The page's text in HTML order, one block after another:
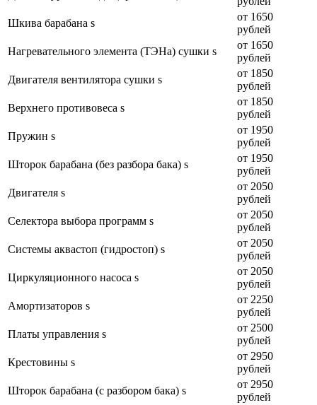
Шкива барабана s
от 1650
рублей
Нагревательного элемента (ТЭНа) сушки s
от 1650
рублей
Двигателя вентилятора сушки s
от 1850
рублей
Верхнего противовеса s
от 1850
рублей
Пружин s
от 1950
рублей
Шторок барабана (без разбора бака) s
от 1950
рублей
Двигателя s
от 2050
рублей
Селектора выбора программ s
от 2050
рублей
Системы аквастоп (гидростоп) s
от 2050
рублей
Циркуляционного насоса s
от 2050
рублей
Амортизаторов s
от 2250
рублей
Платы управления s
от 2500
рублей
Крестовины s
от 2950
рублей
Шторок барабана (с разбором бака) s
от 2950
рублей